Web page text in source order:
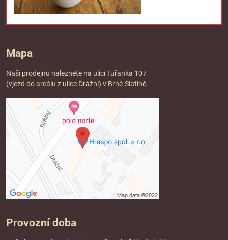
Mapa
Naši prodejnu naleznete na ulici Tuřanka 107
(vjezd do areálu z ulice Drážní) v Brně-Slatině.
Provozní doba